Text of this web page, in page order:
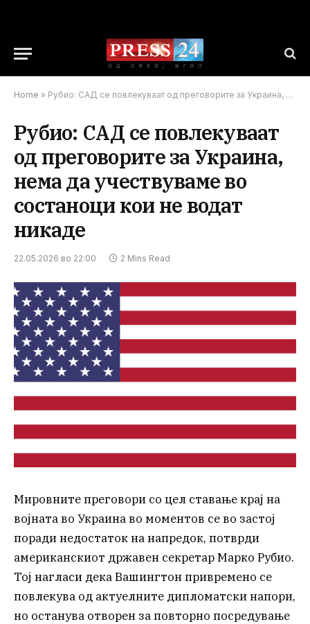
Home » Рубио: САД се повлекуваат од преговорите за Украина, нема да учествуваме во состаноци кои не водат никаде
Рубио: САД се повлекуваат
од преговорите за Украина,
нема да учествуваме во
состаноци кои не водат
никаде
22.05.2026 во 22:00 2 Mins Read
Мировните преговори со цел ставање крај на
војната во Украина во моментов се во застој
поради недостаток на напредок, потврди
американскиот државен секретар Марко Рубио.
Тој нагласи дека Вашингтон привремено се
повлекува од актуелните дипломатски напори,
но останува отворен за повторно посредување